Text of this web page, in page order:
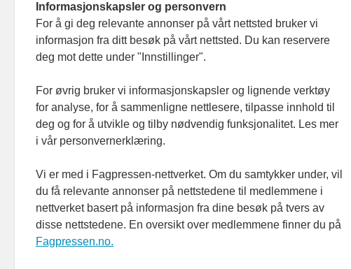
Informasjonskapsler og personvern
For å gi deg relevante annonser på vårt nettsted bruker vi
informasjon fra ditt besøk på vårt nettsted. Du kan reservere
deg mot dette under "Innstillinger".
For øvrig bruker vi informasjonskapsler og lignende verktøy
for analyse, for å sammenligne nettlesere, tilpasse innhold til
deg og for å utvikle og tilby nødvendig funksjonalitet. Les mer
i vår personvernerklæring.
Vi er med i Fagpressen-nettverket. Om du samtykker under, vil
du få relevante annonser på nettstedene til medlemmene i
nettverket basert på informasjon fra dine besøk på tvers av
disse nettstedene. En oversikt over medlemmene finner du på
Fagpressen.no.